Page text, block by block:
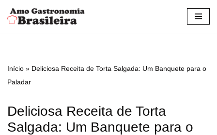
Pular
conteúdo
Início » Deliciosa Receita de Torta Salgada: Um Banquete para o
Paladar
Deliciosa Receita de Torta
Salgada: Um Banquete para o